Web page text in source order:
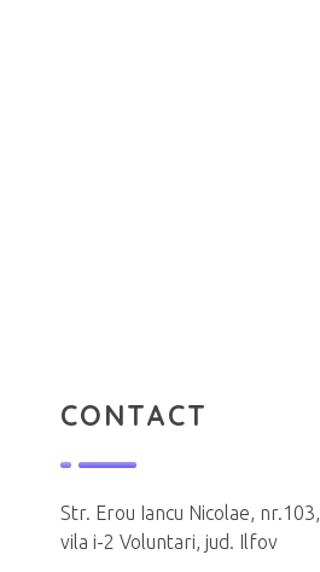
CONTACT
Str. Erou Iancu Nicolae, nr.103,
vila i-2 Voluntari, jud. Ilfov